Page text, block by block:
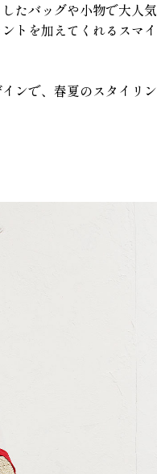
たバッグや小物で大人気
トを加えてくれるスマイ
ンで、春夏のスタイリン